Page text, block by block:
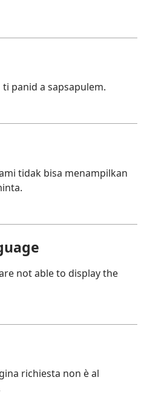
panid a sapsapulem.
tidak bisa menampilkan
not able to display the
richiesta non è al